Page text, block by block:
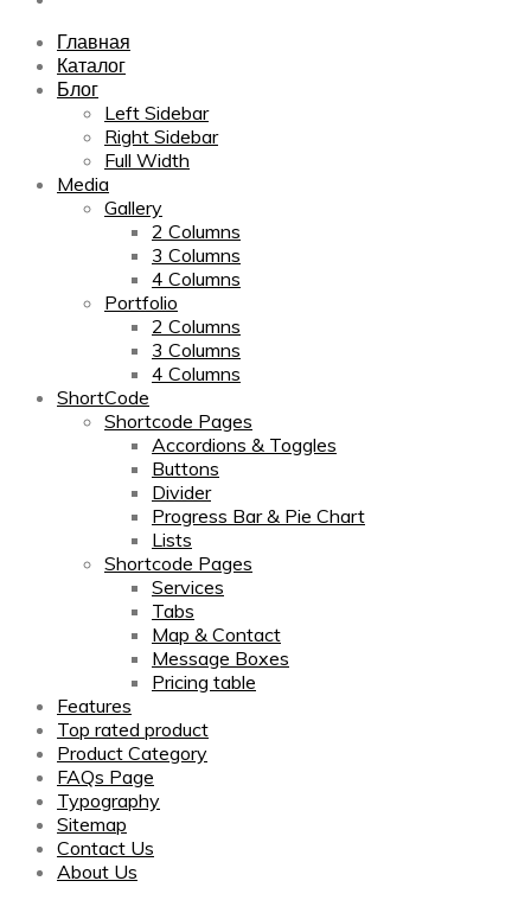
Главная
Каталог
Блог
Left Sidebar
Right Sidebar
Full Width
Media
Gallery
2 Columns
3 Columns
4 Columns
Portfolio
2 Columns
3 Columns
4 Columns
ShortCode
Shortcode Pages
Accordions & Toggles
Buttons
Divider
Progress Bar & Pie Chart
Lists
Shortcode Pages
Services
Tabs
Map & Contact
Message Boxes
Pricing table
Features
Top rated product
Product Category
FAQs Page
Typography
Sitemap
Contact Us
About Us